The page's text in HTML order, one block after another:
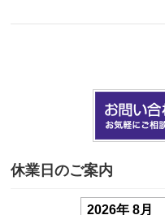
休業日のご案内
2026年 8月